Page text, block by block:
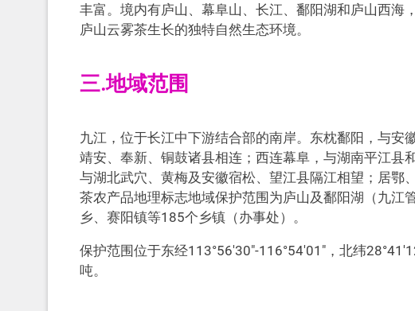
丰富。境内有庐山、幕阜山、长江、鄱阳湖和庐山西海
庐山云雾茶生长的独特自然生态环境。
三.地域范围
九江，位于长江中下游结合部的南岸。东枕鄱阳，与安
靖安、奉新、铜鼓诸县相连；西连幕阜，与湖南平江县
与湖北武穴、黄梅及安徽宿松、望江县隔江相望；居鄂
茶农产品地理标志地域保护范围为庐山及鄱阳湖（九江
乡、赛阳镇等185个乡镇（办事处）。
保护范围位于东经113°56′30″-116°54′01″，北纬
吨。